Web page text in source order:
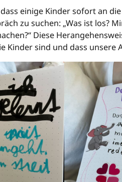
einige Kinder sofort an
zu suchen: „Was ist los?
Diese
Kinder sind und dass unsere